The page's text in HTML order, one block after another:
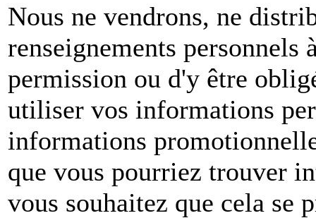
Nous ne vendrons, ne
renseignements
permission ou d'y être
utiliser vos informations
informations
que vous pourriez trouver
vous souhaitez que cela se